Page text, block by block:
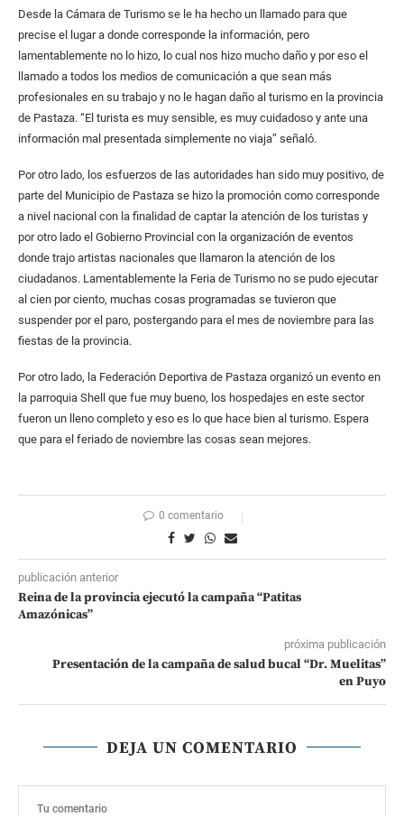
Desde la Cámara de Turismo se le ha hecho un llamado para que
precise el lugar a donde corresponde la información, pero
lamentablemente no lo hizo, lo cual nos hizo mucho daño y por eso el
llamado a todos los medios de comunicación a que sean más
profesionales en su trabajo y no le hagan daño al turismo en la provincia
de Pastaza. “El turista es muy sensible, es muy cuidadoso y ante una
información mal presentada simplemente no viaja” señaló.
Por otro lado, los esfuerzos de las autoridades han sido muy positivo, de
parte del Municipio de Pastaza se hizo la promoción como corresponde
a nivel nacional con la finalidad de captar la atención de los turistas y
por otro lado el Gobierno Provincial con la organización de eventos
donde trajo artistas nacionales que llamaron la atención de los
ciudadanos. Lamentablemente la Feria de Turismo no se pudo ejecutar
al cien por ciento, muchas cosas programadas se tuvieron que
suspender por el paro, postergando para el mes de noviembre para las
fiestas de la provincia.
Por otro lado, la Federación Deportiva de Pastaza organizó un evento en
la parroquia Shell que fue muy bueno, los hospedajes en este sector
fueron un lleno completo y eso es lo que hace bien al turismo. Espera
que para el feriado de noviembre las cosas sean mejores.
0 comentario
publicación anterior
Reina de la provincia ejecutó la campaña “Patitas
Amazónicas”
próxima publicación
Presentación de la campaña de salud bucal “Dr. Muelitas”
en Puyo
DEJA UN COMENTARIO